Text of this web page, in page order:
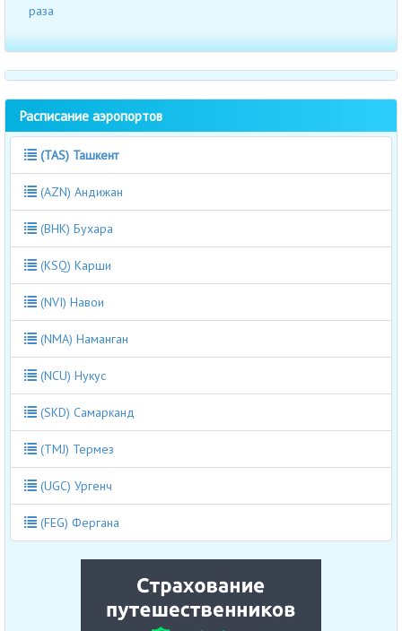
раза
Расписание аэропортов
(TAS) Ташкент
(AZN) Андижан
(BHK) Бухара
(KSQ) Карши
(NVI) Навои
(NMA) Наманган
(NCU) Нукус
(SKD) Самарканд
(TMJ) Термез
(UGC) Ургенч
(FEG) Фергана